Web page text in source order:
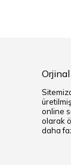
online
olarak
daha